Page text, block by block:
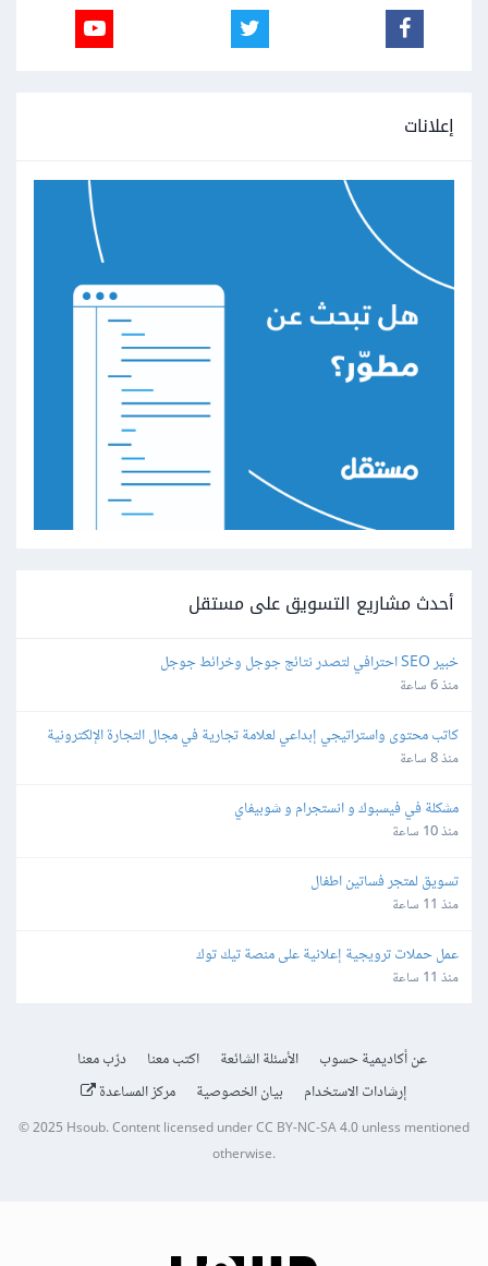
إعلانات
أحدث مشاريع التسويق على مستقل
خبير SEO احترافي لتصدر نتائج جوجل وخرائط جوجل
منذ 6 ساعة
كاتب محتوى واستراتيجي إبداعي لعلامة تجارية في مجال التجارة الإلكترونية
منذ 8 ساعة
مشكلة في فيسبوك و انستجرام و شوبيفاي
منذ 10 ساعة
تسويق لمتجر فساتين اطفال
منذ 11 ساعة
عمل حملات ترويجية إعلانية على منصة تيك توك
منذ 11 ساعة
عن أكاديمية حسوب الأسئلة الشائعة اكتب معنا
درّب معنا
إرشادات الاستخدام
بيان الخصوصية مركز المساعدة
© 2025 Hsoub.Content licensed underCC BY-NC-SA 4.0unless mentioned
otherwise.